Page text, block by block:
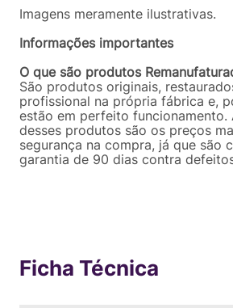
Imagens meramente ilustrativas.
Informações importantes
O que são produtos
São produtos originais,
profissional na própria fábrica e,
estão em perfeito funcionamento.
desses produtos são os preços
segurança na compra, já que são
garantia de 90 dias contra
Ficha Técnica